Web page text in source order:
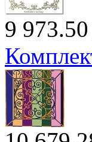
9